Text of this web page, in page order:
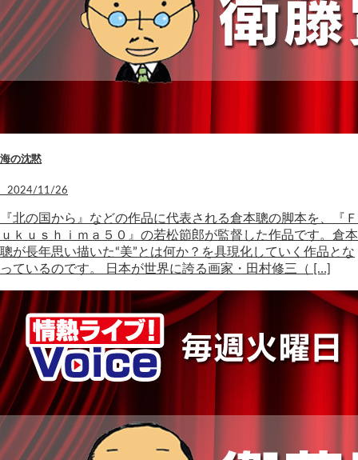
海の沈黙
2024/11/26
『北の国から』などの作品に代表される倉本聰の脚本を、『Ｆ
ｕｋｕｓｈｉｍａ５０』の若松節郎が監督した作品です。倉本
聰が長年思い描いた“美”とは何か？を具現化していく作品とな
っているのです。 日本が世界に誇る画家・田村修三（ […]